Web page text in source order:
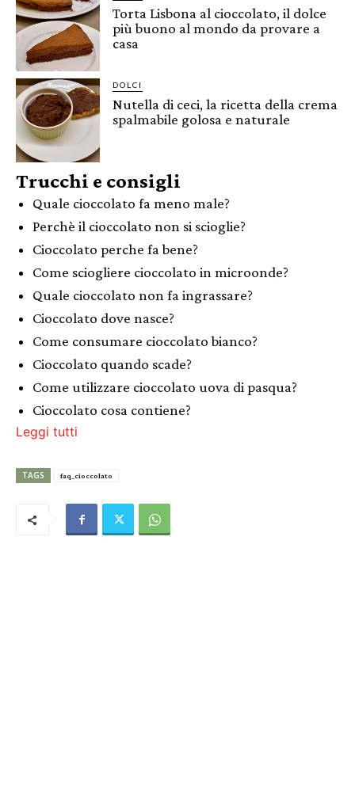
Torta Lisbona al cioccolato, il dolce
più buono al mondo da provare a
casa
DOLCI
Nutella di ceci, la ricetta della crema
spalmabile golosa e naturale
Trucchi e consigli
Quale cioccolato fa meno male?
Perchè il cioccolato non si scioglie?
Cioccolato perche fa bene?
Come sciogliere cioccolato in microonde?
Quale cioccolato non fa ingrassare?
Cioccolato dove nasce?
Come consumare cioccolato bianco?
Cioccolato quando scade?
Come utilizzare cioccolato uova di pasqua?
Cioccolato cosa contiene?
Leggi tutti
TAGS faq_cioccolato